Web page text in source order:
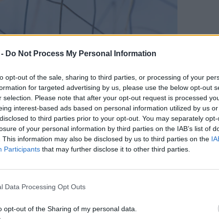
Do Not Process My Personal Information
opt-out of the sale, sharing to third parties, or processing of your
for targeted advertising by us, please use the below opt-out
selection. Please note that after your opt-out request is processed
interest-based ads based on personal information utilized by us
to third parties prior to your opt-out. You may separately
of your personal information by third parties on the IAB’s list of
This information may also be disclosed by us to third parties on the
Participants that may further disclose it to other third parties.
Data Processing Opt Outs
opt-out of the Sharing of my personal data.
azagyunkutasítást küld, aminek
előkészülve a hangképzésre.
áramlik a hangszálak között, ezek
Ekkor nyomás jön létre,
megfeszülnek és rezegnek, amikor a
hozza létre a hangot.
befolyásolja a hangszálak
és a rezgéshullámok formája is,
nagysága és formája, valamint a nyelv